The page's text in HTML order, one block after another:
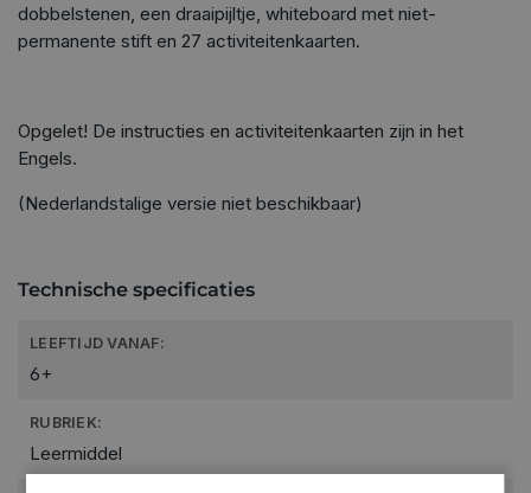
dobbelstenen, een draaipijltje, whiteboard met niet-
permanente stift en 27 activiteitenkaarten.
Opgelet! De instructies en activiteitenkaarten zijn in het
Engels.
(Nederlandstalige versie niet beschikbaar)
Technische specificaties
LEEFTIJD VANAF:
6+
RUBRIEK:
Leermiddel